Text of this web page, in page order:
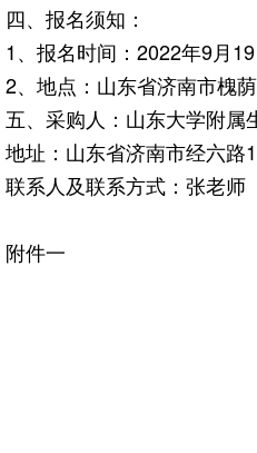
四、
1、报名时间：2022年9月
2、地点：山东省济南市槐
五、采购人：山东大学附
地址：山东省济南市经六路
联系人及联系方式：张老师
附件一